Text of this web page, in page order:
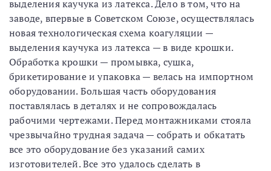
выделения каучука из латекса. Дело в том, что на
заводе, впервые в Советском Союзе, осуществлялась
новая технологическая схема коагуляции —
выделения каучука из латекса — в виде крошки.
Обработка крошки — промывка, сушка,
брикетирование и упаковка — велась на импортном
оборудовании. Большая часть оборудования
поставлялась в деталях и не сопровождалась
рабочими чертежами. Перед монтажниками стояла
чрезвычайно трудная задача — собрать и обкатать
все это оборудование без указаний самих
изготовителей. Все это удалось сделать в